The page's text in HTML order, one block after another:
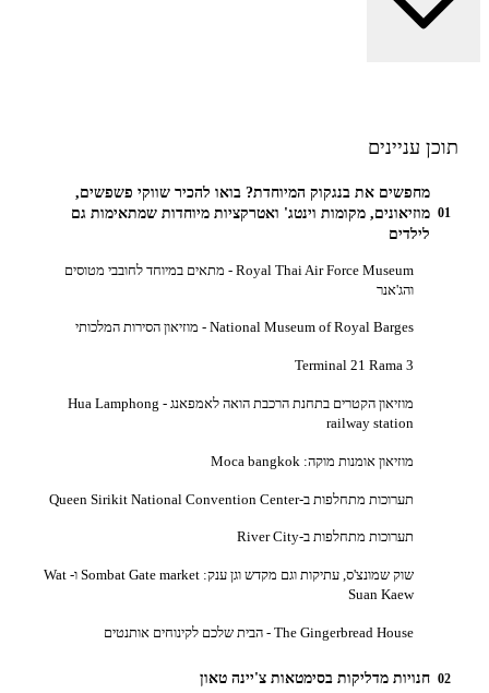
עניינים
מחפשים את בנגקוק המיוחדת? בואו להכיר שווקי פשפשים,
מוזיאונים, מקומות וינטג' ואטרקציות מיוחדות שמתאימות גם
לילדים
Royal Thai Air Force Museum - מתאים במיוחד לחובבי מטוסים
National Museum of Royal Barges - מוזיאון הסירות המלכותי
Terminal 21 Rama 3
מוזיאון הקטרים בתחנת הרכבת הואה לאמפאנג - Hua Lamphong
railway station
מוזיאון אומנות מוקה: Moca bangkok
תערוכות מתחלפות ב-Queen Sirikit National Convention Center
תערוכות מתחלפות ב-River City
שוק שמונצ'ס, עתיקות וגם מקדש וגן ענק: Sombat Gate market ו- Wat
Suan Kaew
The Gingerbread House - הבית שלכם לקינוחים אותנטים
חנויות מדליקות בסימטאות צ'יינה טאון